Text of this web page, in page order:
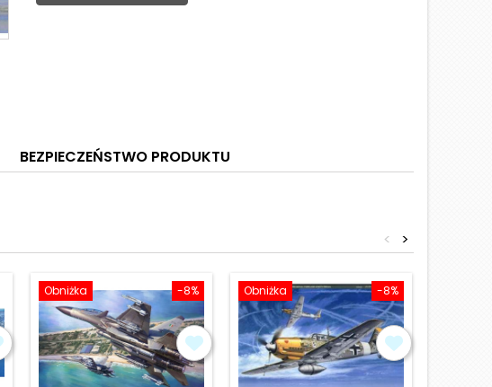
BEZPIECZEŃSTWO PRODUKTU
>
<
-8%
Obniżka -8%
Obniżka